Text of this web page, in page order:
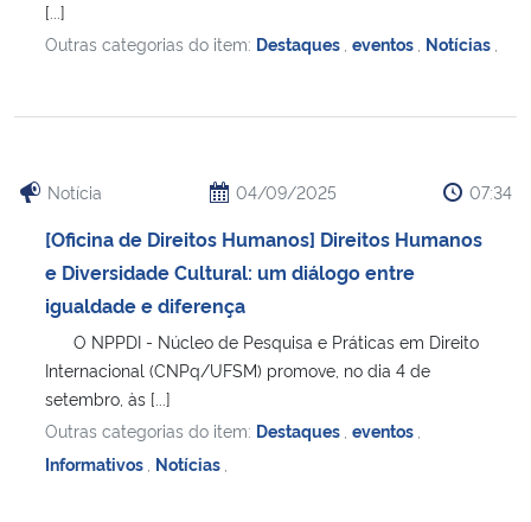
[...]
Outras categorias do item: Destaques eventos Notícias
Notícia 04/09/2025 07:34
[Oficina de Direitos Humanos] Direitos Humanos
e Diversidade Cultural: um diálogo entre
igualdade e diferença
O NPPDI - Núcleo de Pesquisa e Práticas em Direito
Internacional (CNPq/UFSM) promove, no dia 4 de
setembro, às [...]
Outras categorias do item: Destaques eventos
Informativos Notícias